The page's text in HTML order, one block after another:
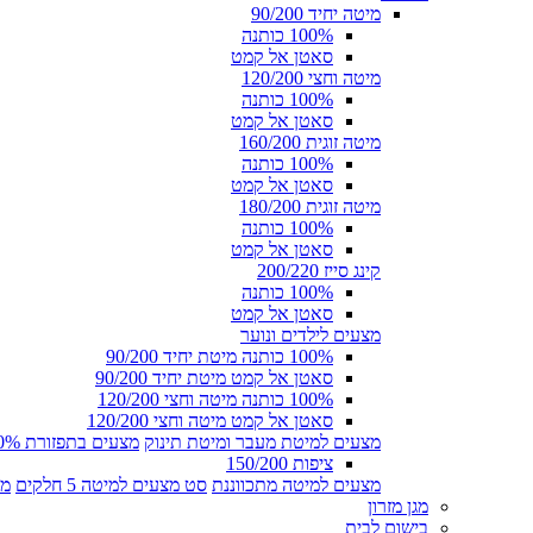
מיטה יחיד 90/200
100% כותנה
סאטן אל קמט
מיטה וחצי 120/200
100% כותנה
סאטן אל קמט
מיטה זוגית 160/200
100% כותנה
סאטן אל קמט
מיטה זוגית 180/200
100% כותנה
סאטן אל קמט
קינג סייז 200/220
100% כותנה
סאטן אל קמט
מצעים לילדים ונוער
100% כותנה מיטת יחיד 90/200
סאטן אל קמט מיטת יחיד 90/200
100% כותנה מיטה וחצי 120/200
סאטן אל קמט מיטה וחצי 120/200
מצעים למיטת מעבר ומיטת תינוק מצעים בתפזורת 100% כותנה
ציפות 150/200
מצעים למיטה מתכווננת סט מצעים למיטה 5 חלקים
מגן מזרון
בישום לבית